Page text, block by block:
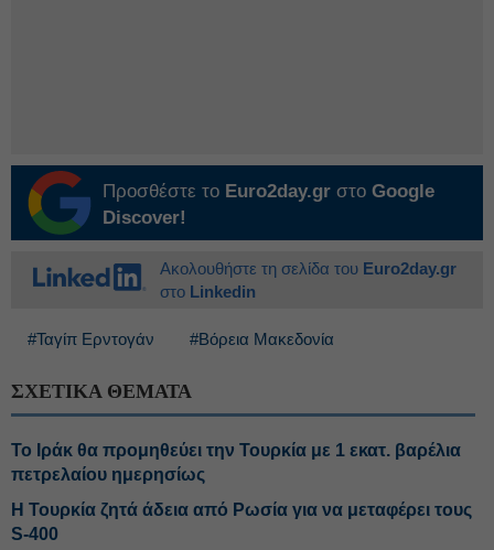
Προσθέστε το Euro2day.gr στο Google
Discover!
Ακολουθήστε τη σελίδα του Euro2day.gr
στο Linkedin
#Ταγίπ Ερντογάν #Βόρεια Μακεδονία
ΣΧΕΤΙΚΑ ΘΕΜΑΤΑ
Το Ιράκ θα προμηθεύει την Τουρκία με 1 εκατ. βαρέλια
πετρελαίου ημερησίως
Η Τουρκία ζητά άδεια από Ρωσία για να μεταφέρει τους
S-400